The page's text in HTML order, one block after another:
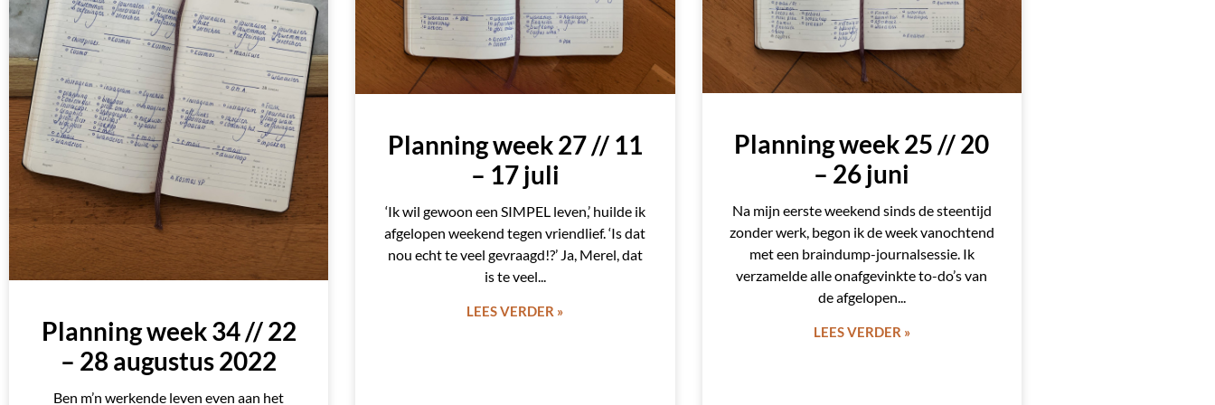
Planning week 34 // 22
– 28 augustus 2022
Ben m’n werkende leven even aan het
Planning week 27 // 11
– 17 juli
‘Ik wil gewoon een SIMPEL leven,’ huilde ik
afgelopen weekend tegen vriendlief. ‘Is dat
nou echt te veel gevraagd!?’ Ja, Merel, dat
is te veel
LEES VERDER »
Planning week 25 // 20
– 26 juni
Na mijn eerste weekend sinds de steentijd
zonder werk, begon ik de week vanochtend
met een braindump-journalsessie. Ik
verzamelde alle onafgevinkte to-do’s van
de afgelopen
LEES VERDER »